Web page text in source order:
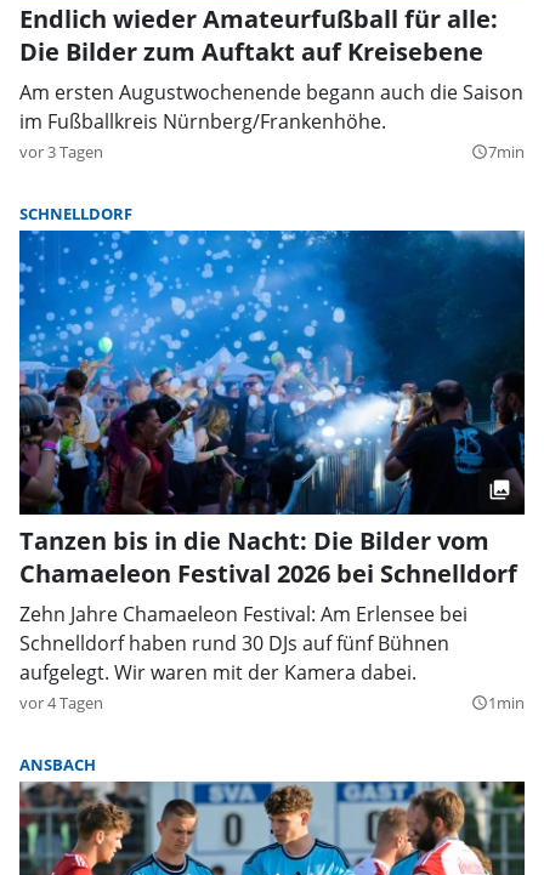
Endlich wieder Amateurfußball für alle:
Die Bilder zum Auftakt auf Kreisebene
Am ersten Augustwochenende begann auch die Saison
im Fußballkreis Nürnberg/Frankenhöhe.
vor 3 Tagen query_builder7min
SCHNELLDORF
Tanzen bis in die Nacht: Die Bilder vom
Chamaeleon Festival 2026 bei Schnelldorf
Zehn Jahre Chamaeleon Festival: Am Erlensee bei
Schnelldorf haben rund 30 DJs auf fünf Bühnen
aufgelegt. Wir waren mit der Kamera dabei.
vor 4 Tagen query_builder1min
ANSBACH